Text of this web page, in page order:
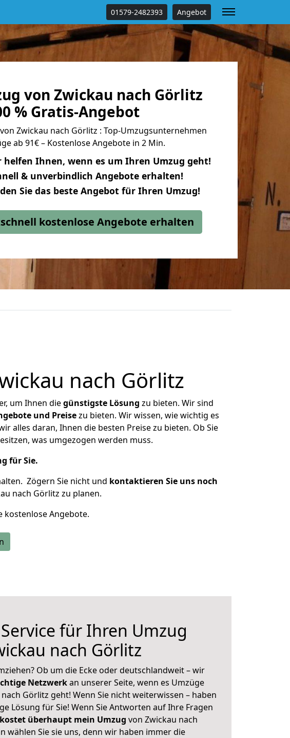
01579-2482393 Angebot
von Zwickau nach Görlitz
% Gratis-Angebot
Zwickau nach Görlitz : Top-Umzugsunternehmen
ab 91€ – Kostenlose Angebote in 2 Min.
helfen Ihnen, wenn es um Ihren Umzug geht!
& unverbindlich Angebote erhalten!
Sie das beste Angebot für Ihren Umzug!
kostenlose Angebote erhalten
nach Görlitz
um Ihnen diegünstigste Lösung zu bieten. Wir sind
und Preisezu bieten. Wir wissen, wie wichtig es
alles daran, Ihnen die besten Preise zu bieten. Ob Sie
was umgezogen werden muss.
für Sie.
Zögern Sie nicht und kontaktieren Sie uns noch
nach Görlitz zu planen.
kostenlose Angebote.
für Ihren Umzug
nach Görlitz
Ob um die Ecke oder deutschlandweit – wir
Netzwerkan unserer Seite, wenn es Umzüge
Görlitz geht! Wenn Sie nicht weiterwissen – haben
Lösung für Sie! Wenn Sie Antworten auf Ihre Fragen
überhaupt mein Umzug von Zwickau nach
wählen Sie sie uns, denn wir haben immer die